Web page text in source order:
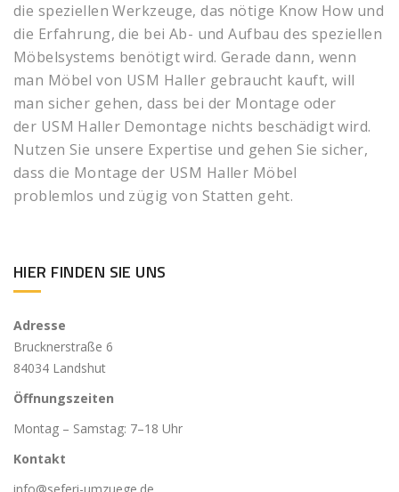
die speziellen Werkzeuge, das nötige Know How und
die Erfahrung, die bei Ab- und Aufbau des speziellen
Möbelsystems benötigt wird. Gerade dann, wenn
man Möbel von USM Haller gebraucht kauft, will
man sicher gehen, dass bei der Montage oder
der USM Haller Demontage nichts beschädigt wird.
Nutzen Sie unsere Expertise und gehen Sie sicher,
dass die Montage der USM Haller Möbel
problemlos und zügig von Statten geht.
HIER FINDEN SIE UNS
Adresse
Brucknerstraße 6
84034 Landshut
Öffnungszeiten
Montag – Samstag: 7–18 Uhr
Kontakt